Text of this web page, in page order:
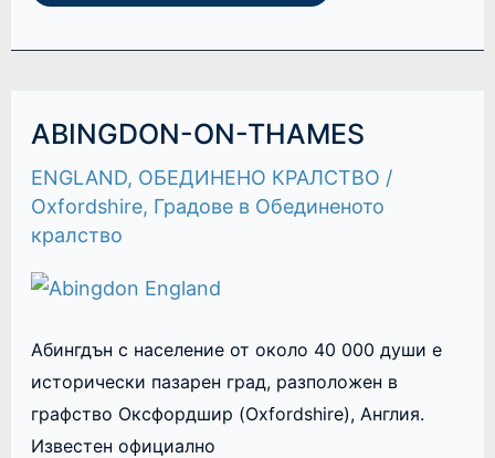
ABINGDON-ON-THAMES
ENGLAND, ОБЕДИНЕНО КРАЛСТВО /
Oxfordshire, Градове в Обединеното
кралство
Абингдън с население от около 40 000 души е
исторически пазарен град, разположен в
графство Оксфордшир (Oxfordshire), Англия.
Известен официално
ABINGDON-
ON-